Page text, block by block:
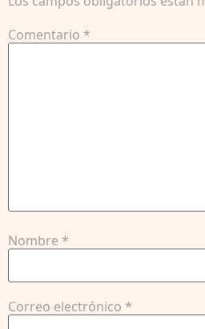
Comentario *
Nombre *
Correo electrónico *